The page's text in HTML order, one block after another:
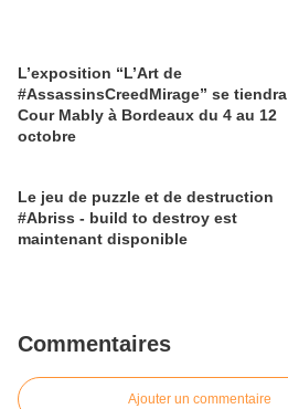
L’exposition “L’Art de
#AssassinsCreedMirage” se tiendra
Cour Mably à Bordeaux du 4 au 12
octobre
Le jeu de puzzle et de destruction
#Abriss - build to destroy est
maintenant disponible
Commentaires
Ajouter un commentaire